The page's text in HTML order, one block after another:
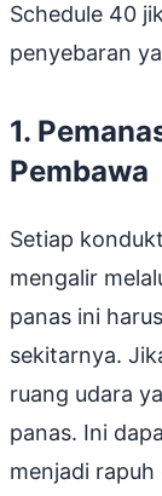
Schedule 40
penyebaran
1.
Pembawa
Setiap
mengalir
panas ini
sekitarnya.
ruang udara
panas. Ini
menjadi